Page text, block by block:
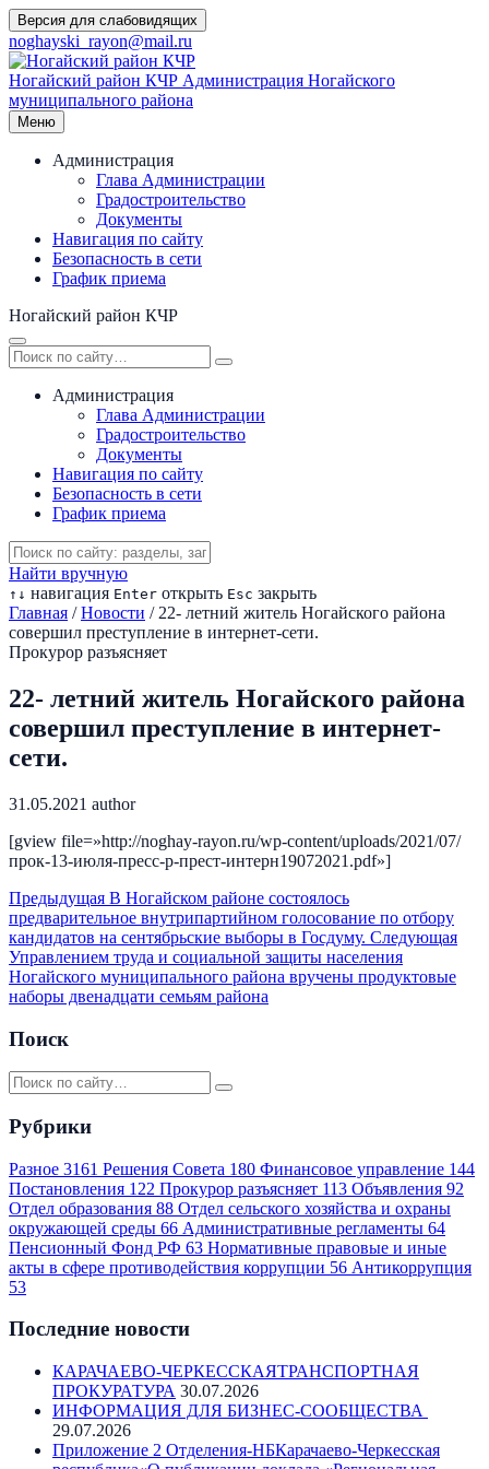
Перейти
к
содержимому
Версия для слабовидящих
noghayski_rayon@mail.ru
Ногайский район КЧР Администрация Ногайского
муниципального района
Меню
Администрация
Глава Администрации
Градостроительство
Документы
Навигация по сайту
Безопасность в сети
График приема
Ногайский район КЧР
Администрация
Глава Администрации
Градостроительство
Документы
Навигация по сайту
Безопасность в сети
График приема
Найти вручную
↑ ↓ навигация Enter открыть Esc закрыть
Главная / Новости / 22- летний житель Ногайского района
совершил преступление в интернет-сети.
Прокурор разъясняет
22- летний житель Ногайского района
совершил преступление в интернет-
сети.
31.05.2021 author
[gview file=»http://noghay-rayon.ru/wp-content/uploads/2021/07/
прок-13-июля-пресс-р-прест-интерн19072021.pdf»]
Предыдущая В Ногайском районе состоялось
предварительное внутрипартийном голосование по отбору
кандидатов на сентябрьские выборы в Госдуму. Следующая
Управлением труда и социальной защиты населения
Ногайского муниципального района вручены продуктовые
наборы двенадцати семьям района
Поиск
Рубрики
Разное 3161 Решения Совета 180 Финансовое управление 144
Постановления 122 Прокурор разъясняет 113 Объявления 92
Отдел образования 88 Отдел сельского хозяйства и охраны
окружающей среды 66 Административные регламенты 64
Пенсионный Фонд РФ 63 Нормативные правовые и иные
акты в сфере противодействия коррупции 56 Антикоррупция
53
Последние новости
КАРАЧАЕВО-ЧЕРКЕССКАЯТРАНСПОРТНАЯ
ПРОКУРАТУРА 30.07.2026
ИНФОРМАЦИЯ ДЛЯ БИЗНЕС-СООБЩЕСТВА
29.07.2026
Приложение 2 Отделения-НБКарачаево-Черкесская